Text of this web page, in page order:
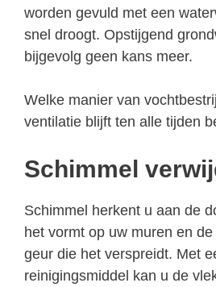
worden gevuld met een
snel droogt. Opstijgend
bijgevolg geen kans meer.
Welke manier van
ventilatie blijft ten alle tijden
Schimmel
Schimmel herkent u aan de
het vormt op uw muren en
geur die het verspreidt. Met
reinigingsmiddel kan u de